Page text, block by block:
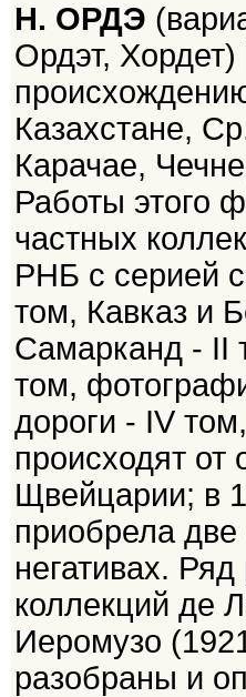
Н. ОРДЭ
Ордэт,
Казахстане,
Карачае,
Работы этого
частных
РНБ с серией
том, Кавказ и
Самарканд - II
том,
дороги - IV
происходят от
Щвейцарии; в
приобрела
негативах.
коллекций де
Иеромузо
разобраны и